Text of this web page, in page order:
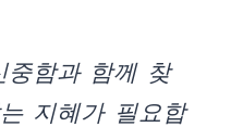
중함과 함께 찾
지혜가 필요합